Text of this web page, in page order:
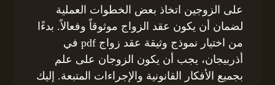
على الزوجين اتخاذ بعض الخطوات العملية
لضمان أن يكون عقد الزواج موثوقاً وفعالاً. بدءًا
من اختيار نموذج وثيقة عقد زواج pdf في
أذربيجان، يجب أن يكون الزوجان على علم
بجميع الأفكار القانونية والإجراءات المتبعة. إليك